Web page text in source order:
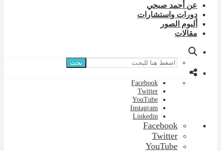
عن أحمد صبحي
دورات واستشارات
ألبوم الصور
مقالات
بحث
Facebook
Twitter
YouTube
Instagram
Linkedin
Facebook
Twitter
YouTube